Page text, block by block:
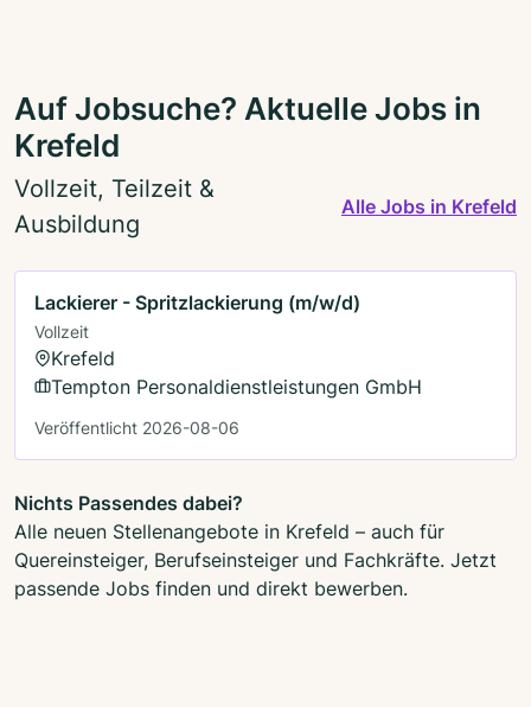
Auf Jobsuche? Aktuelle Jobs in
Krefeld
Vollzeit, Teilzeit &
Ausbildung
Alle Jobs in Krefeld
Lackierer - Spritzlackierung (m/w/d)
Vollzeit
Krefeld
Tempton Personaldienstleistungen GmbH
Veröffentlicht 2026-08-06
Nichts Passendes dabei?
Alle neuen Stellenangebote in Krefeld – auch für
Quereinsteiger, Berufseinsteiger und Fachkräfte. Jetzt
passende Jobs finden und direkt bewerben.